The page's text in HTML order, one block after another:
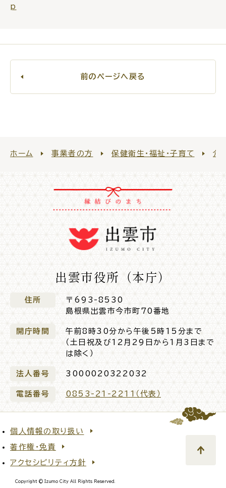
ごみ・リサイクル 防災
各種相談窓口 担当窓口
便利なサービス
くらしの便利情報 子育て便利帳
ごみ出しおたすけア
プリ
p
前のページへ戻る
ホーム 事業者の方 保健衛生・福祉・子育て 介
出雲市役所（本庁）
住所
〒693-8530
島根県出雲市今市町70番地
開庁時間
午前8時30分から午後5時15分まで
（土日祝及び12月29日から1月3日まで
は除く）
法人番号 3000020322032
電話番号 0853-21-2211（代表）
個人情報の取り扱い
著作権・免責
アクセシビリティ方針
Copyright © Izumo City All Rights Reserved.